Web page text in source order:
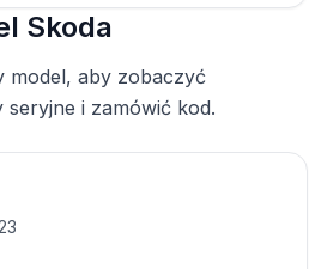
Skoda
model, aby zobaczyć
seryjne i zamówić kod.